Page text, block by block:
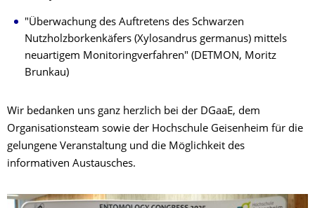
"Überwachung des Auftretens des Schwarzen
Nutzholzborkenkäfers (Xylosandrus germanus) mittels
neuartigem Monitoringverfahren" (DETMON, Moritz
Brunkau)
Wir bedanken uns ganz herzlich bei der DGaaE, dem
Organisationsteam sowie der Hochschule Geisenheim für die
gelungene Veranstaltung und die Möglichkeit des
informativen Austausches.